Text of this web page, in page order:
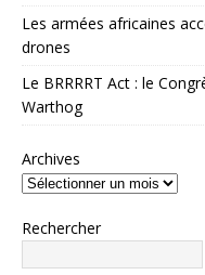
Les armées africaines
drones
Le BRRRRT Act : le
Warthog
Archives
Rechercher